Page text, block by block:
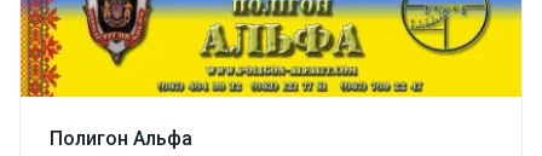
Полигон Альфа